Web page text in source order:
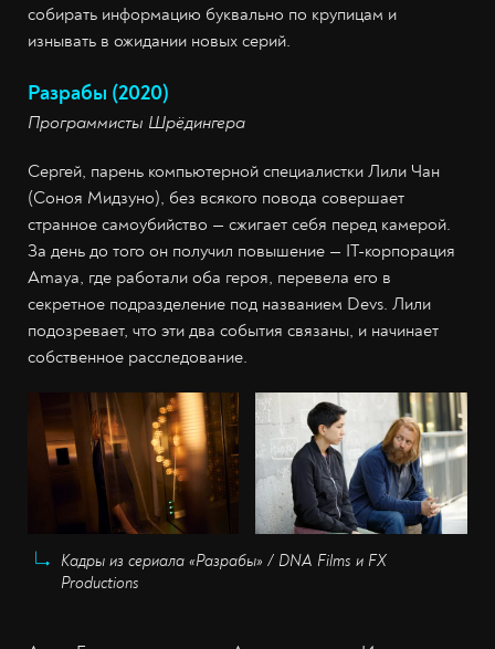
собирать информацию буквально по крупицам и
изнывать в ожидании новых серий.
Разрабы (2020)
Программисты Шрёдингера
Сергей, парень компьютерной специалистки Лили Чан
(Соноя Мидзуно), без всякого повода совершает
странное самоубийство — сжигает себя перед камерой.
За день до того он получил повышение — IT-корпорация
Amaya, где работали оба героя, перевела его в
секретное подразделение под названием Devs. Лили
подозревает, что эти два события связаны, и начинает
собственное расследование.
Кадры из сериала «Разрабы» / DNA Films и FX
Productions